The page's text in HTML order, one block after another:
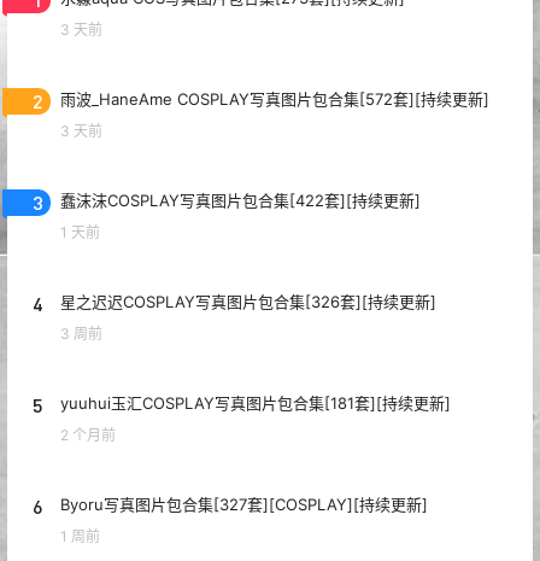
3 天前
2 雨波_HaneAme COSPLAY写真图片包合集[572套][持续更新]
3 天前
3 蠢沫沫COSPLAY写真图片包合集[422套][持续更新]
1 天前
4 星之迟迟COSPLAY写真图片包合集[326套][持续更新]
3 周前
5 yuuhui玉汇COSPLAY写真图片包合集[181套][持续更新]
2 个月前
6 Byoru写真图片包合集[327套][COSPLAY][持续更新]
1 周前